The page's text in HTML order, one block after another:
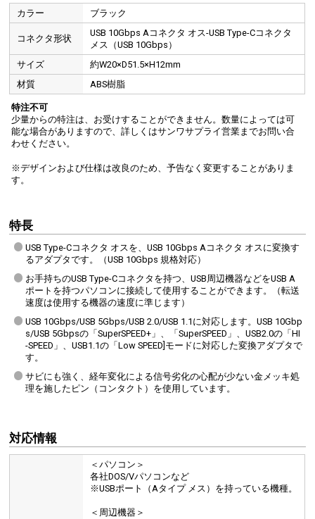
カラー ブラック
コネクタ形状
USB 10Gbps Aコネクタ オス-USB Type-Cコネクタ
メス（USB 10Gbps）
サイズ
約W20×D51.5×H12mm
材質
ABS樹脂
特注不可
少量からの特注は、お受けすることができません。数量によっては可
能な場合がありますので、詳しくはサンワサプライ営業までお問い合
わせください。
※デザインおよび仕様は改良のため、予告なく変更することがありま
す。
特長
USB Type-Cコネクタ オスを、USB 10Gbps Aコネクタ オスに変換す
るアダプタです。（USB 10Gbps 規格対応）
お手持ちのUSB Type-Cコネクタを持つ、USB周辺機器などをUSB A
ポートを持つパソコンに接続して使用することができます。（転送
速度は使用する機器の速度に準じます）
USB 10Gbps/USB 5Gbps/USB 2.0/USB 1.1に対応します。USB 10Gbp
s/USB 5Gbpsの「SuperSPEED+」、「SuperSPEED」、USB2.0の「HI
-SPEED」、USB1.1の「Low SPEED]モードに対応した変換アダプタで
す。
サビにも強く、経年変化による信号劣化の心配が少ない金メッキ処
理を施したピン（コンタクト）を使用しています。
対応情報
＜パソコン＞
各社DOS/Vパソコンなど
※USBポート（Aタイプ メス）を持っている機種。
＜周辺機器＞